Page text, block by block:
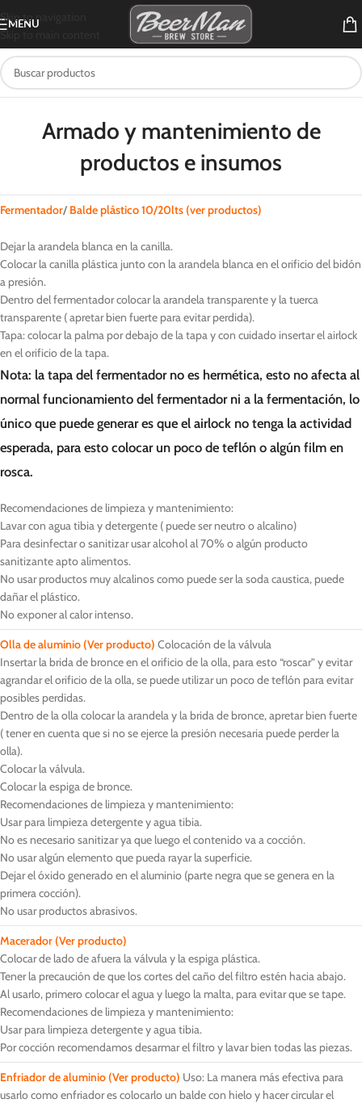
Skip to navigation
Skip to main content
MENU
Armado y mantenimiento de
productos e insumos
Fermentador/ Baldeplástico10/20lts(ver productos)
Dejar la arandela blanca en la canilla.
Colocar la canilla plástica junto con la arandela blanca en el orificio del bidón
a presión.
Dentro del fermentador colocar la arandela transparente y la tuerca
transparente ( apretar bien fuerte para evitar perdida).
Tapa: colocar la palma por debajo de la tapa y con cuidado insertar el airlock
en el orificio de la tapa.
Nota: la tapa del fermentador no es hermética, esto no afecta al
normal funcionamiento del fermentador ni a la fermentación, lo
único que puede generar es que el airlock no tenga la actividad
esperada, para esto colocar un poco de teflón o algún film en
rosca.
Recomendaciones de limpieza y mantenimiento:
Lavar con agua tibia y detergente ( puede ser neutro o alcalino)
Para desinfectar o sanitizar usar alcohol al 70% o algún producto
sanitizante apto alimentos.
No usar productos muy alcalinos como puede ser la soda caustica, puede
dañar el plástico.
No exponer al calor intenso.
Olla de aluminio(Ver producto) Colocación de la válvula
Insertar la brida de bronce en el orificio de la olla, para esto “roscar” y evitar
agrandar el orificio de la olla, se puede utilizar un poco de teflón para evitar
posibles perdidas.
Dentro de la olla colocar la arandela y la brida de bronce, apretar bien fuerte
( tener en cuenta que si no se ejerce la presión necesaria puede perder la
olla).
Colocar la válvula.
Colocar la espiga de bronce.
Recomendaciones de limpieza y mantenimiento:
Usar para limpieza detergente y agua tibia.
No es necesario sanitizar ya que luego el contenido va a cocción.
No usar algún elemento que pueda rayar la superficie.
Dejar el óxido generado en el aluminio (parte negra que se genera en la
primera cocción).
No usar productos abrasivos.
Macerador(Ver producto)
Colocar de lado de afuera la válvula y la espiga plástica.
Tener la precaución de que los cortes del caño del filtro estén hacia abajo.
Al usarlo, primero colocar el agua y luego la malta, para evitar que se tape.
Recomendaciones de limpieza y mantenimiento:
Usar para limpieza detergente y agua tibia.
Por cocción recomendamos desarmar el filtro y lavar bien todas las piezas.
Enfriador de aluminio(Ver producto) Uso: La manera más efectiva para
usarlo como enfriador es colocarlo un balde con hielo y hacer circular el